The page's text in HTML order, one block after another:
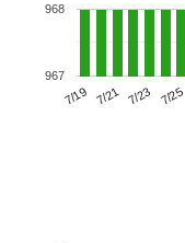
7/19 7/21 7/23 7/25
967
968